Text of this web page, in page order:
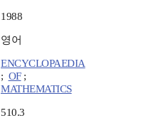
1988
영어
ENCYCLOPAEDIA
; OF;
MATHEMATICS
510.3